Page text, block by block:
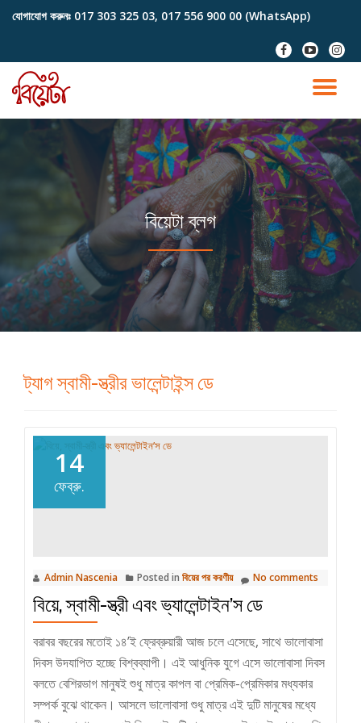
content
যোগাযোগ করুনঃ 017 303 325 03, 017 556 900 00 (WhatsApp)
fa-
facebook
fa-
youtube-
play
fa-
বিয়েটা ব্লগ
ট্যাগস্বামী-স্ত্রীর ভালেন্টাইন্স ডে
14
ফেব্রু.
Admin Nascenia Posted in বিয়ের পর করণীয় No comments
বিয়ে, স্বামী-স্ত্রী এবং ভ্যালেন্টাইন’স ডে
বরাবর বছরের মতোই ১৪’ই ফ্রেব্রুয়ারী আজ চলে এসেছে, সাথে ভালোবাসা
দিবস উদযাপিত হচ্ছে বিশ্বব্যাপী। এই আধুনিক যুগে এসে ভালোবাসা দিবস
বলতে বেশিরভাগ মানুষই শুধু মাত্র কাপল বা প্রেমিক-প্রেমিকার মধ্যকার
সম্পর্ক বুঝে থাকেন। আসলে ভালোবাসা শুধু মাত্র এই দুটি মানুষের মধ্যে